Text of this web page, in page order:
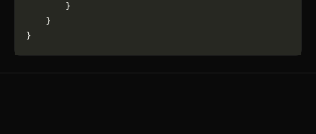
        }
    }
}